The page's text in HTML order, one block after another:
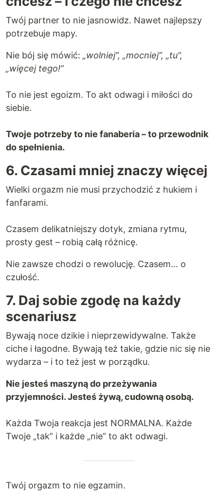
Twój partner to nie jasnowidz. Nawet najlepszy
potrzebuje mapy.
Nie bój się mówić: „wolniej”, „mocniej”, „tu”,
„więcej tego!”
To nie jest egoizm. To akt odwagi i miłości do
siebie.
Twoje potrzeby to nie fanaberia – to przewodnik
do spełnienia.
6. Czasami mniej znaczy więcej
Wielki orgazm nie musi przychodzić z hukiem i
fanfarami.
Czasem delikatniejszy dotyk, zmiana rytmu,
prosty gest – robią całą różnicę.
Nie zawsze chodzi o rewolucję. Czasem… o
czułość.
7. Daj sobie zgodę na każdy
scenariusz
Bywają noce dzikie i nieprzewidywalne. Także
ciche i łagodne. Bywają też takie, gdzie nic się nie
wydarza – i to też jest w porządku.
Nie jesteś maszyną do przeżywania
przyjemności. Jesteś żywą, cudowną osobą.
Każda Twoja reakcja jest NORMALNA. Każde
Twoje „tak” i każde „nie” to akt odwagi.
Twój orgazm to nie egzamin.